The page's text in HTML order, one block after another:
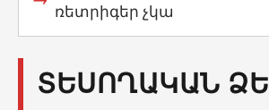
ռետրիգեր չկա
ՏԵՍՈՂԱԿԱՆ